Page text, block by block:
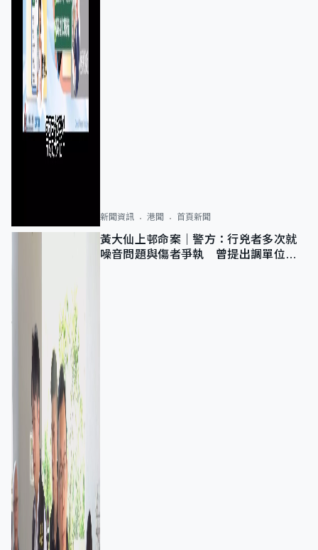
新聞資訊 港聞 首頁新聞
黃大仙上邨命案｜警方：行兇者多次就
噪音問題與傷者爭執 曾提出調單位已